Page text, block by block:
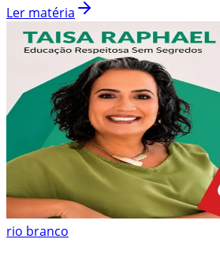
Ler matéria
rio branco